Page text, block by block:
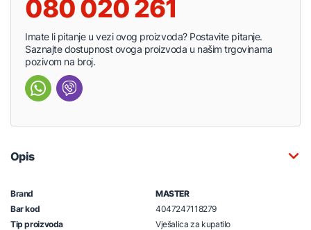
080 020 261
Imate li pitanje u vezi ovog proizvoda? Postavite pitanje.
Saznajte dostupnost ovoga proizvoda u našim trgovinama
pozivom na broj.
Opis
Brand
MASTER
Bar kod
4047247118279
Tip proizvoda
Vješalica za kupatilo